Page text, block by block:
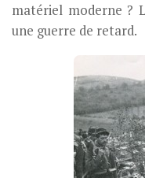
matériel moderne ?
une guerre de retard.